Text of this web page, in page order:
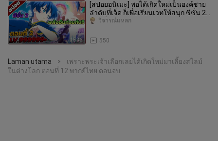
15:32
[สปอยอนิเมะ] พอได้เกิดใหม่เป็นองค์ชาย
ลำดับที่เจ็ด ก็เพื่อเรียนเวทให้สนุก ซีซั่น 2
ตอนที่ 2
550
วิจารณ์แหลก
Laman utama >
เพราะพระเจ้าเลือกเลยได้เกิดใหม่มาเลี้ยงสไลม์
ในต่างโลก ตอนที่ 12 พากย์ไทย ตอนจบ